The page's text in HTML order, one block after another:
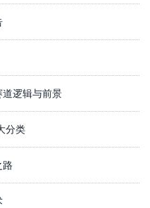
逻辑与前景
分类